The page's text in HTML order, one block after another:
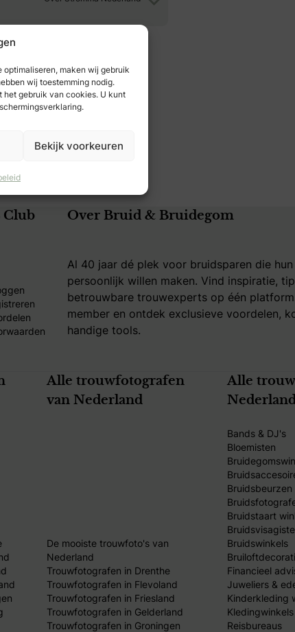
maken wij gebruik
wij toestemming nodig.
het gebruik van cookies. U kunt
Bekijk voorkeuren
Club Over Bruid & Bruidegom
Al 40 jaar dé plek voor bruidsparen die
persoonlijk willen maken. Vind inspiratie,
betrouwbare trouwexperts op één
member en ontdek exclusieve voordelen,
handige tools.
Alle trouwfotografen
van Nederland
De mooiste trouwfoto's van
Nederland
Trouwfotografen in Drenthe
Trouwfotografen in Flevoland
Trouwfotografen in Friesland
Trouwfotografen in Gelderland
Trouwfotografen in Groningen
Alle
Bands & DJ's
Bloemisten
Bruidsbeurzen
Bruidstaart
Bruidswinkels
Financieel
Juweliers &
Kinderkleding
Reisbureaus